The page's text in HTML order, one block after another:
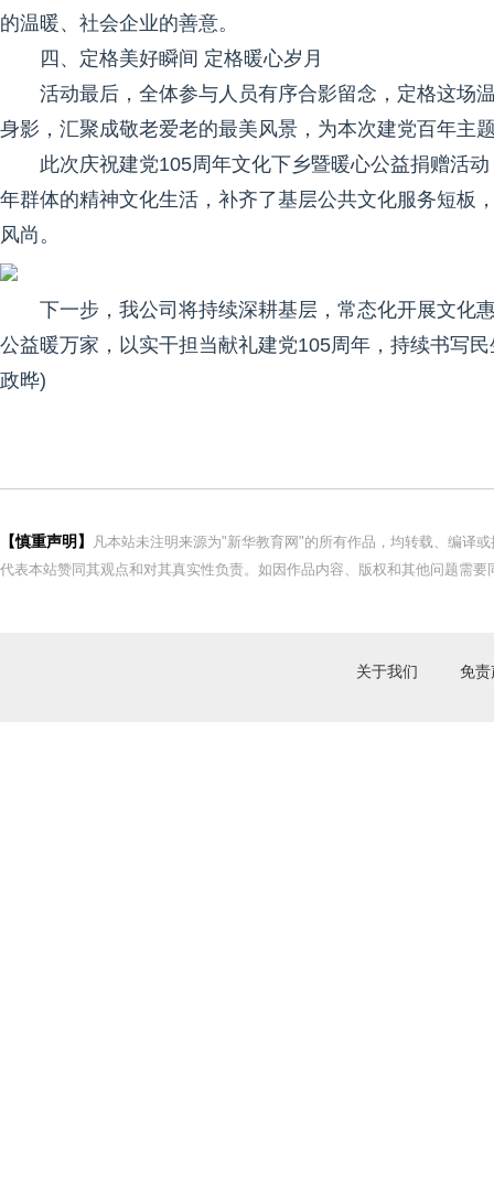
的温暖、社会企业的善意。
四、定格美好瞬间 定格暖心岁月
活动最后，全体参与人员有序合影留念，定格这场
身影，汇聚成敬老爱老的最美风景，为本次建党百年主
此次庆祝建党105周年文化下乡暨暖心公益捐赠活
年群体的精神文化生活，补齐了基层公共文化服务短板
风尚。
下一步，我公司将持续深耕基层，常态化开展文化
公益暖万家，以实干担当献礼建党105周年，持续书写
政晔)
【慎重声明】
凡本站未注明来源为"新华教育网"的所有作品，均转载、编译
代表本站赞同其观点和对其真实性负责。如因作品内容、版权和其他问题需
关于我们 免责